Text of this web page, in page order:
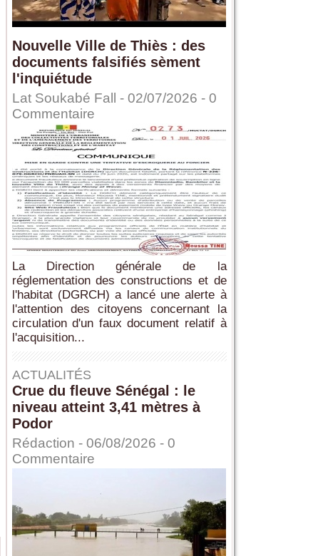
Nouvelle Ville de Thiès : des
documents falsifiés sèment
l'inquiétude
Lat Soukabé Fall - 02/07/2026 - 0
Commentaire
La Direction générale de la
réglementation des constructions et de
l'habitat (DGRCH) a lancé une alerte à
l'attention des citoyens concernant la
circulation d'un faux document relatif à
l'acquisition...
ACTUALITÉS
Crue du fleuve Sénégal : le
niveau atteint 3,41 mètres à
Podor
Rédaction - 06/08/2026 - 0
Commentaire